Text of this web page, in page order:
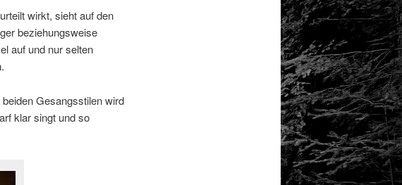
wirkt, sieht auf den
beziehungsweise
auf und nur selten
Gesangsstilen wird
klar singt und so